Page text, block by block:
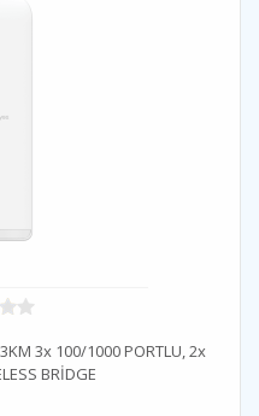
3KM 3x 100/1000 PORTLU, 2x
BRİDGE